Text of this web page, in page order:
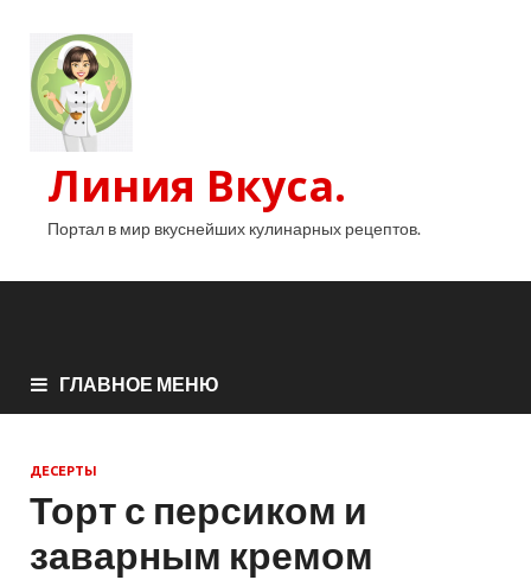
Линия Вкуса.
Портал в мир вкуснейших кулинарных рецептов.
ГЛАВНОЕ МЕНЮ
ДЕСЕРТЫ
Торт с персиком и
заварным кремом